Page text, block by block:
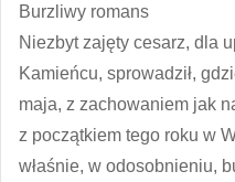
Burzliwy romans
Niezbyt zajęty cesarz, dla
Kamieńcu, sprowadził,
maja, z zachowaniem jak
z początkiem tego roku w
właśnie, w odosobnieniu,